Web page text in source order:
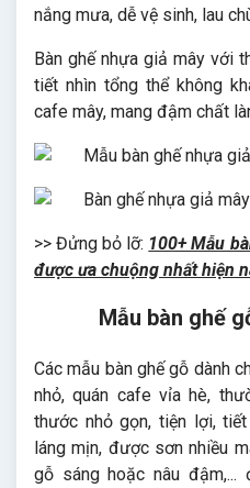
nắng mưa, dễ vệ sinh, lau
Bàn ghế nhựa giả mây với
tiết nhìn tổng thể không
cafe mây, mang đậm chất
>> Đửng bỏ lỡ: 100+ Mẫu
được ưa chuộng nhất hiện
Mẫu bàn ghế
Các mẫu bàn ghế gỗ dành
nhỏ, quán cafe vỉa hè,
thước nhỏ gọn, tiện lợi,
láng mịn, được sơn nhiều
gỗ sáng hoặc nâu